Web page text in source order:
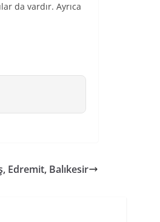
da vardır. Ayrıca
Edremit, Balıkesir